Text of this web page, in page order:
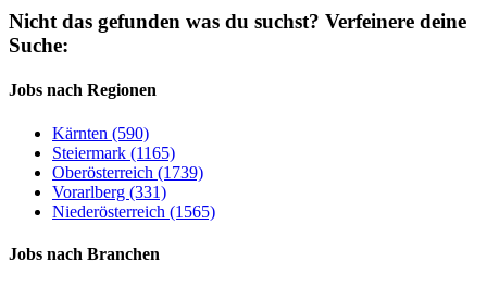
Nicht das gefunden was du suchst? Verfeinere deine
Suche:
Jobs nach Regionen
Kärnten (590)
Steiermark (1165)
Oberösterreich (1739)
Vorarlberg (331)
Niederösterreich (1565)
Jobs nach Branchen